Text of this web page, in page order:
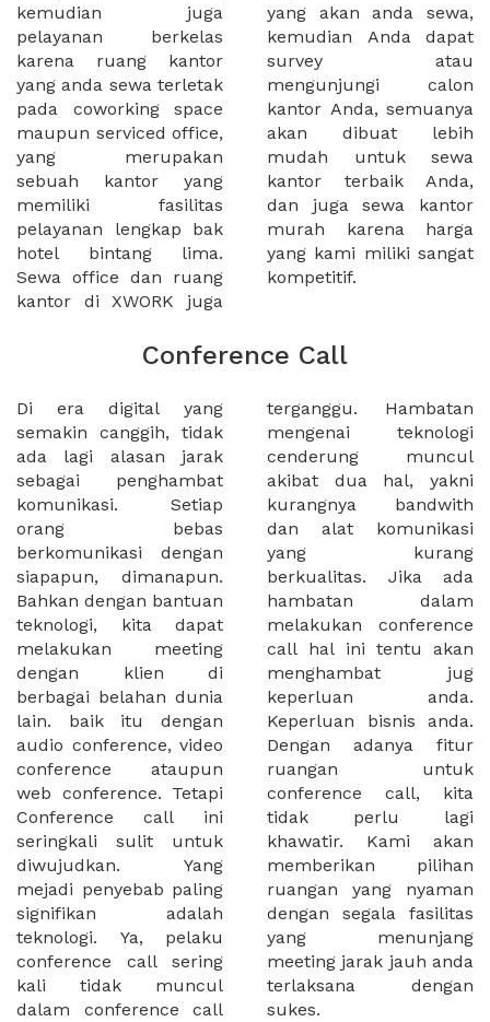
kemudian juga
pelayanan berkelas
karena ruang kantor
yang anda sewa terletak
pada coworking space
maupun serviced office,
yang merupakan
sebuah kantor yang
memiliki fasilitas
pelayanan lengkap bak
hotel bintang lima.
Sewa office dan ruang
kantor di XWORK juga
yang akan anda sewa,
kemudian Anda dapat
survey atau
mengunjungi calon
kantor Anda, semuanya
akan dibuat lebih
mudah untuk sewa
kantor terbaik Anda,
dan juga sewa kantor
murah karena harga
yang kami miliki sangat
kompetitif.
Conference Call
Di era digital yang
semakin canggih, tidak
ada lagi alasan jarak
sebagai penghambat
komunikasi. Setiap
orang bebas
berkomunikasi dengan
siapapun, dimanapun.
Bahkan dengan bantuan
teknologi, kita dapat
melakukan meeting
dengan klien di
berbagai belahan dunia
lain. baik itu dengan
audio conference, video
conference ataupun
web conference. Tetapi
Conference call ini
seringkali sulit untuk
diwujudkan. Yang
mejadi penyebab paling
signifikan adalah
teknologi. Ya, pelaku
conference call sering
kali tidak muncul
dalam conference call
terganggu. Hambatan
mengenai teknologi
cenderung muncul
akibat dua hal, yakni
kurangnya bandwith
dan alat komunikasi
yang kurang
berkualitas. Jika ada
hambatan dalam
melakukan conference
call hal ini tentu akan
menghambat jug
keperluan anda.
Keperluan bisnis anda.
Dengan adanya fitur
ruangan untuk
conference call, kita
tidak perlu lagi
khawatir. Kami akan
memberikan pilihan
ruangan yang nyaman
dengan segala fasilitas
yang menunjang
meeting jarak jauh anda
terlaksana dengan
sukes.